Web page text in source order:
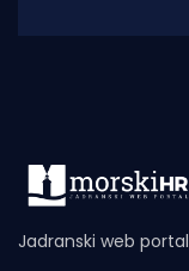
Jadranski web portal